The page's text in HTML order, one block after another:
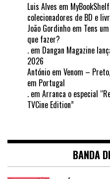
Luis Alves em
colecionadores de BD e
João Gordinho em Tens
que fazer?
. em Dangan Magazine
2026
António em Venom –
em Portugal
. em Arranca o especial
TVCine Edition”
BANDA